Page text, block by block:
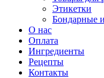
Этикетки
Бондарные
О нас
Оплата
Ингредиенты
Рецепты
Контакты